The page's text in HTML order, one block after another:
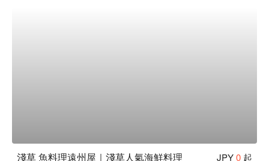
淺草 魚料理遠州屋｜淺草人氣海鮮料理 JPY0 起